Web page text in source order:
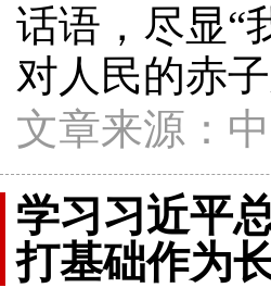
话语，尽显“
对人民的赤子
文章来源：
学习习近平
打基础作为